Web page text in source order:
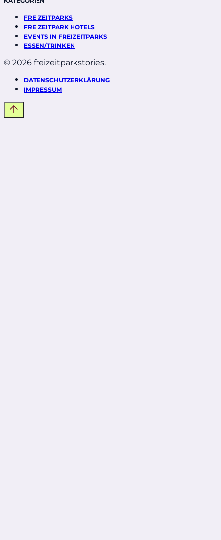
FREIZEITPARKS
FREIZEITPARK HOTELS
EVENTS IN FREIZEITPARKS
ESSEN/TRINKEN
© 2026 freizeitparkstories.
DATENSCHUTZERKLÄRUNG
IMPRESSUM